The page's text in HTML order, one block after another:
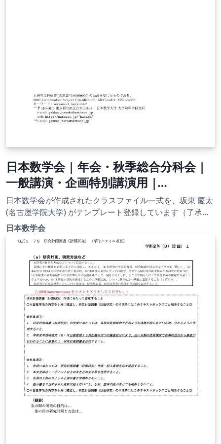
日本数学会 | 年会・秋季総合分科会 |
一般講演・企画特別講演用 |
2011.10.31
日本数学会が作成されたクラスファイル一式を、坂東 慶太
(名古屋学院大学) がテンプレート登録しています（了承を
得てません）。 詳細はこちら↓をご確認ください。 日本数
学会・学術的会合・TEX Class files
https://www.mathsoc.jp/meeting/texstyle/
日本数学会